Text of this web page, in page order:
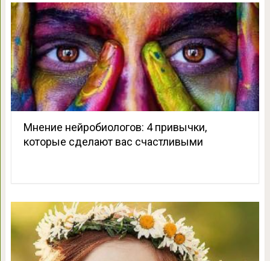
Мнение нейробиологов: 4 привычки,
которые сделают вас счастливыми